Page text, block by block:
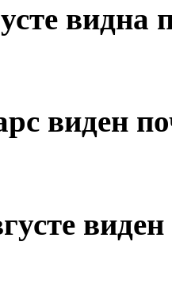
видна
виден